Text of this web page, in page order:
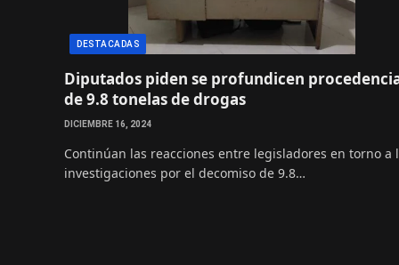
DESTACADAS
Diputados piden se profundicen
de 9.8 tonelas de drogas
DICIEMBRE 16, 2024
Continúan las reacciones entre legisladores en torno a
investigaciones por el decomiso de 9.8…